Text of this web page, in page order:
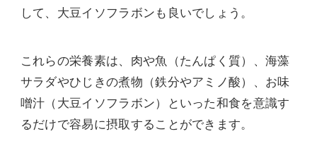
して、大豆イソフラボンも良いでしょう。
これらの栄養素は、肉や魚（たんぱく質）、海藻
サラダやひじきの煮物（鉄分やアミノ酸）、お味
噌汁（大豆イソフラボン）といった和食を意識す
るだけで容易に摂取することができます。